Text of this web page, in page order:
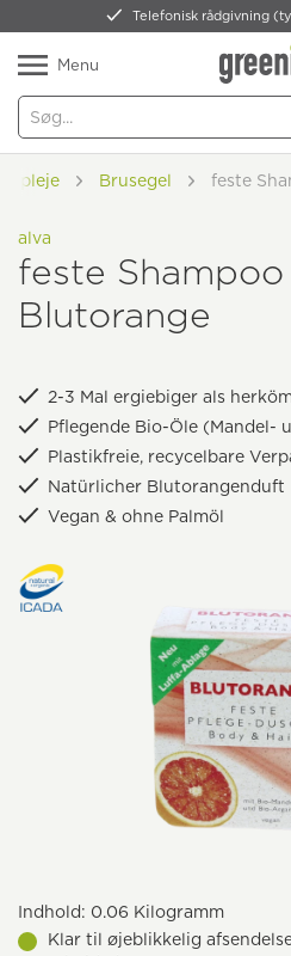
Telefonisk rådgivning
Menu
pleje Brusegel feste
alva
feste
Blutorange
2-3 Mal ergiebiger als
Pflegende Bio-Öle (Mandel-
Plastikfreie, recycelbare
Natürlicher Blutorangenduft
Vegan & ohne Palmöl
Indhold: 0.06 Kilogramm
Klar til øjeblikkelig